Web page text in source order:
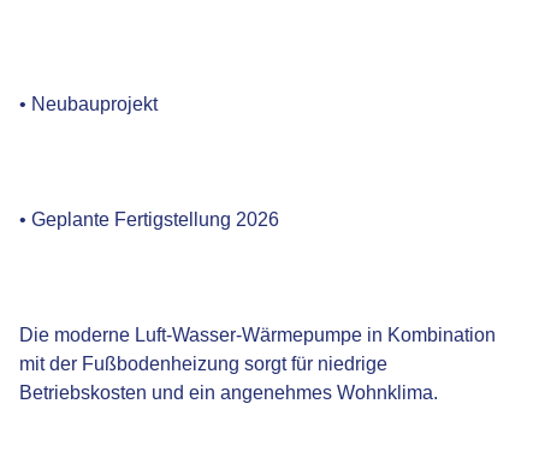
• Neubauprojekt
• Geplante Fertigstellung 2026
Die moderne Luft-Wasser-Wärmepumpe in Kombination
mit der Fußbodenheizung sorgt für niedrige
Betriebskosten und ein angenehmes Wohnklima.